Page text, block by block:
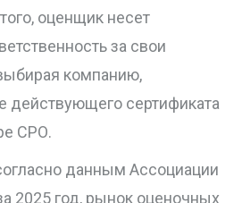
оценщик несет
за свои
компанию,
действующего сертификата
СРО.
данным Ассоциации
2025 год, рынок оценочных